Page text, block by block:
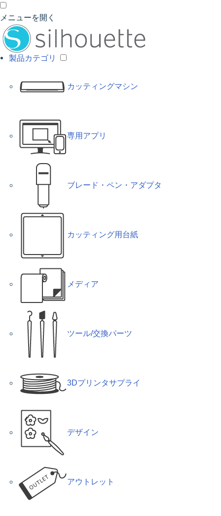
メニューを開く
製品カテゴリ
カッティングマシン
専用アプリ
ブレード・ペン・アダプタ
カッティング用台紙
メディア
ツール/交換パーツ
3Dプリンタサプライ
デザイン
アウトレット